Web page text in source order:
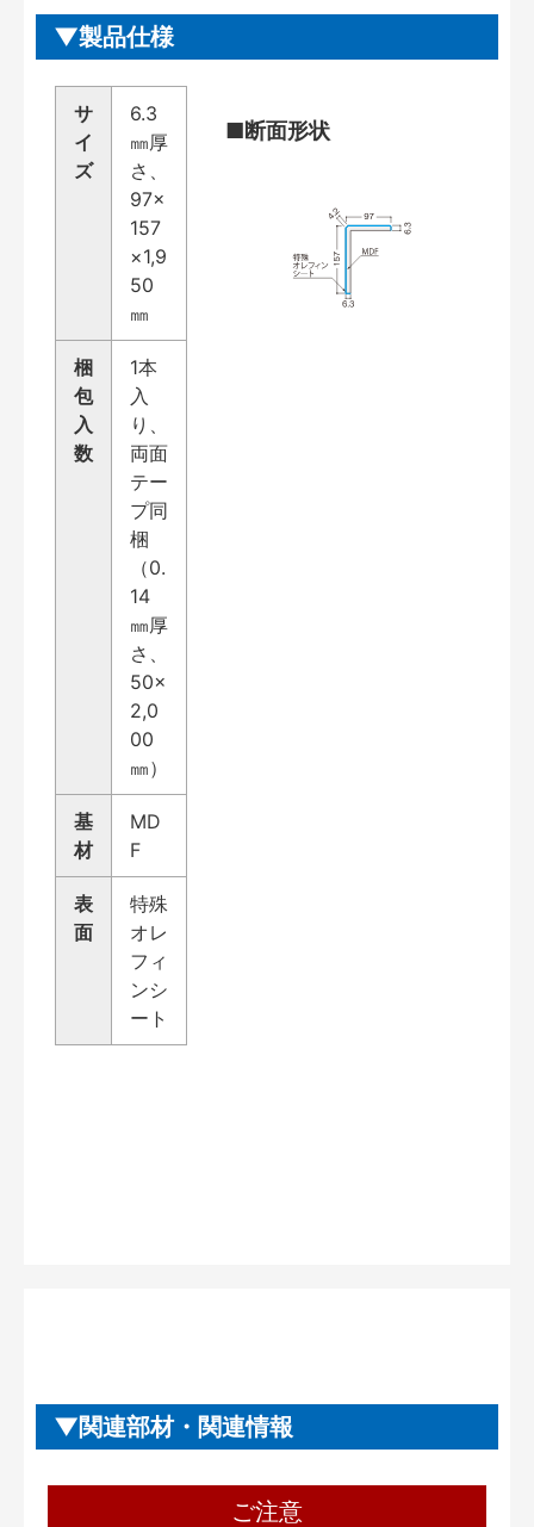
製品仕様
サ
イ
ズ
6.3
㎜厚
さ、
97×
157
×1,9
50
㎜
梱
包
入
数
1本
入
り、
両面
テー
プ同
梱
（0.
14
㎜厚
さ、
50×
2,0
00
㎜）
基
材
MD
F
表
面
特殊
オレ
フィ
ンシ
ート
■断面形状
関連部材・関連情報
ご注意